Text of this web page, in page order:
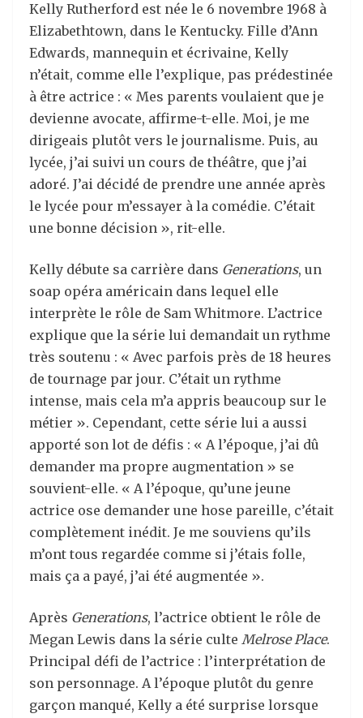
Kelly Rutherford est née le 6 novembre 1968 à
Elizabethtown, dans le Kentucky. Fille d’Ann
Edwards, mannequin et écrivaine, Kelly
n’était, comme elle l’explique, pas prédestinée
à être actrice : « Mes parents voulaient que je
devienne avocate, affirme-t-elle. Moi, je me
dirigeais plutôt vers le journalisme. Puis, au
lycée, j’ai suivi un cours de théâtre, que j’ai
adoré. J’ai décidé de prendre une année après
le lycée pour m’essayer à la comédie. C’était
une bonne décision », rit-elle.
Kelly débute sa carrière dans Generations, un
soap opéra américain dans lequel elle
interprète le rôle de Sam Whitmore. L’actrice
explique que la série lui demandait un rythme
très soutenu : « Avec parfois près de 18 heures
de tournage par jour. C’était un rythme
intense, mais cela m’a appris beaucoup sur le
métier ». Cependant, cette série lui a aussi
apporté son lot de défis : « A l’époque, j’ai dû
demander ma propre augmentation » se
souvient-elle. « A l’époque, qu’une jeune
actrice ose demander une hose pareille, c’était
complètement inédit. Je me souviens qu’ils
m’ont tous regardée comme si j’étais folle,
mais ça a payé, j’ai été augmentée ».
Après Generations, l’actrice obtient le rôle de
Megan Lewis dans la série culte Melrose Place.
Principal défi de l’actrice : l’interprétation de
son personnage. A l’époque plutôt du genre
garçon manqué, Kelly a été surprise lorsque